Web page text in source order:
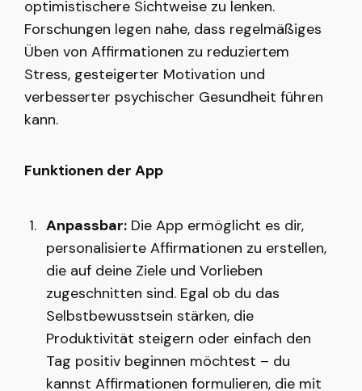
optimistischere Sichtweise zu lenken.
Forschungen legen nahe, dass regelmäßiges
Üben von Affirmationen zu reduziertem
Stress, gesteigerter Motivation und
verbesserter psychischer Gesundheit führen
kann.
Funktionen der App
Anpassbar: Die App ermöglicht es dir,
personalisierte Affirmationen zu erstellen,
die auf deine Ziele und Vorlieben
zugeschnitten sind. Egal ob du das
Selbstbewusstsein stärken, die
Produktivität steigern oder einfach den
Tag positiv beginnen möchtest – du
kannst Affirmationen formulieren, die mit